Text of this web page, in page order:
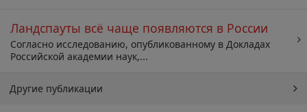
Ландспауты всё чаще появляются в России
Согласно исследованию, опубликованному в Докладах
Российской академии наук,...
Другие публикации